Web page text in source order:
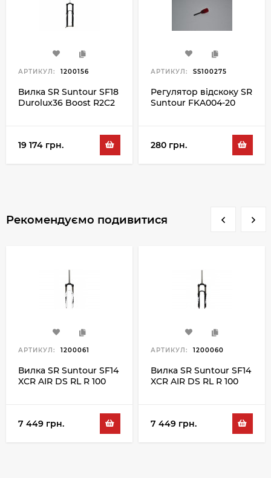
АРТИКУЛ: 1200156
Вилка SR Suntour SF18
Durolux36 Boost R2C2
19 174 грн.
АРТИКУЛ: SS100275
Регулятор відскоку SR
Suntour FKA004-20
280 грн.
Рекомендуємо подивитися
АРТИКУЛ: 1200061
Вилка SR Suntour SF14
XCR AIR DS RL R 100
7 449 грн.
АРТИКУЛ: 1200060
Вилка SR Suntour SF14
XCR AIR DS RL R 100
7 449 грн.